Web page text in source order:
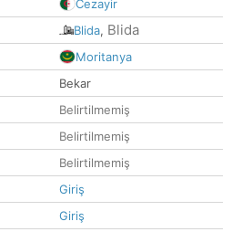
Cezayir
Blida, Blida
Moritanya
Bekar
Belirtilmemiş
Belirtilmemiş
Belirtilmemiş
Giriş
Giriş